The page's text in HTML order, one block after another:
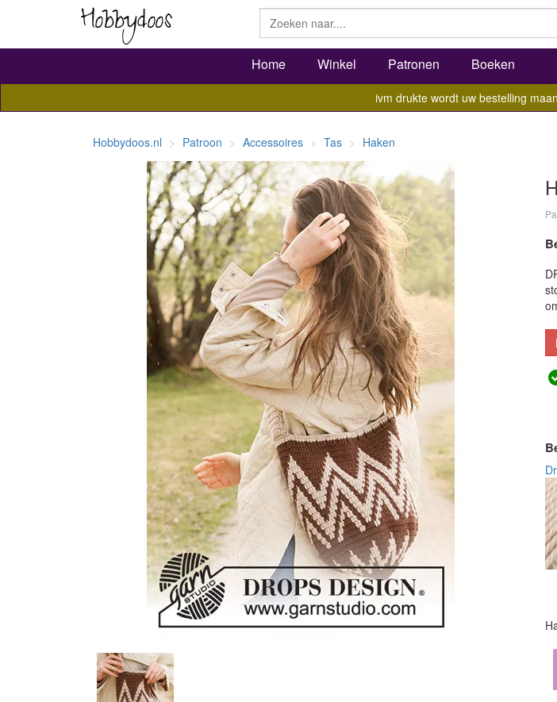
Home Winkel Patronen Boeken
ivm drukte wordt uw bestelling
Hobbydoos.nl Patroon Accessoires Tas Haken